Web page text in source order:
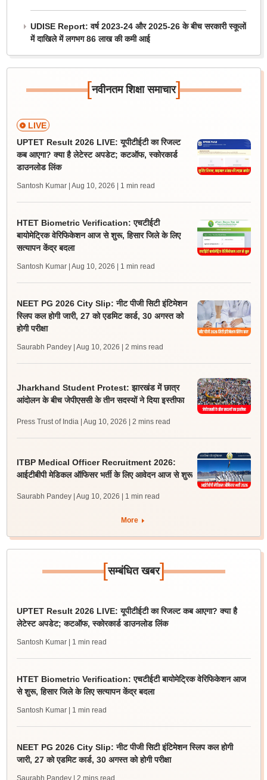
UDISE Report: वर्ष 2023-24 और 2025-26 के बीच सरकारी स्कूलों
में दाखिले में लगभग 86 लाख की कमी आई
[नवीनतम शिक्षा समाचार]
LIVE
UPTET Result 2026 LIVE: यूपीटीईटी का रिजल्ट
कब आएगा? क्या है लेटेस्ट अपडेट; कटऑफ, स्कोरकार्ड
डाउनलोड लिंक
Santosh Kumar | Aug 10, 2026 | 1 min read
HTET Biometric Verification: एचटीईटी
बायोमेट्रिक वेरिफिकेशन आज से शुरू, हिसार जिले के लिए
सत्यापन केंद्र बदला
Santosh Kumar | Aug 10, 2026 | 1 min read
NEET PG 2026 City Slip: नीट पीजी सिटी इंटिमेशन
स्लिप कल होगी जारी, 27 को एडमिट कार्ड, 30 अगस्त को
होगी परीक्षा
Saurabh Pandey | Aug 10, 2026 | 2 mins read
Jharkhand Student Protest: झारखंड में छात्र
आंदोलन के बीच जेपीएससी के तीन सदस्यों ने दिया इस्तीफा
Press Trust of India | Aug 10, 2026 | 2 mins read
ITBP Medical Officer Recruitment 2026:
आईटीबीपी मेडिकल ऑफिसर भर्ती के लिए आवेदन आज से शुरू
Saurabh Pandey | Aug 10, 2026 | 1 min read
More
[सम्बंधित खबर]
UPTET Result 2026 LIVE: यूपीटीईटी का रिजल्ट कब आएगा? क्या है
लेटेस्ट अपडेट; कटऑफ, स्कोरकार्ड डाउनलोड लिंक
Santosh Kumar | 1 min read
HTET Biometric Verification: एचटीईटी बायोमेट्रिक वेरिफिकेशन आज
से शुरू, हिसार जिले के लिए सत्यापन केंद्र बदला
Santosh Kumar | 1 min read
NEET PG 2026 City Slip: नीट पीजी सिटी इंटिमेशन स्लिप कल होगी
जारी, 27 को एडमिट कार्ड, 30 अगस्त को होगी परीक्षा
Saurabh Pandey | 2 mins read